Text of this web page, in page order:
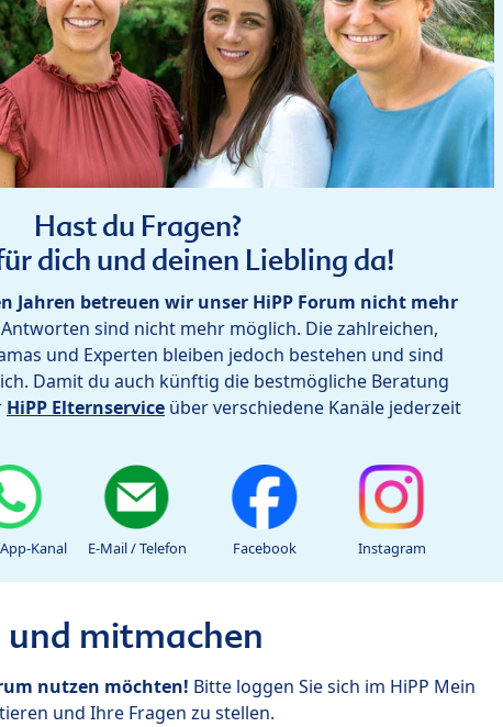
Hast du Fragen?
dich und deinen Liebling da!
Jahren betreuen wir unser HiPP Forum nicht mehr
sind nicht mehr möglich. Die zahlreichen,
und Experten bleiben jedoch bestehen und sind
Damit du auch künftig die bestmögliche Beratung
HiPP Elternservice über verschiedene Kanäle jederzeit
Kanal E-Mail / Telefon Facebook Instagram
mitmachen
nutzen möchten! Bitte loggen Sie sich im HiPP Mein
und Ihre Fragen zu stellen.